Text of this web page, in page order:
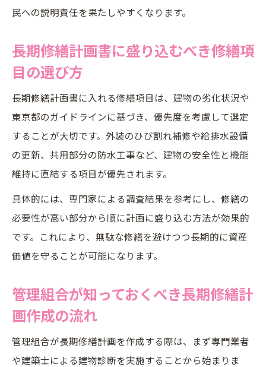
民への説明責任を果たしやすくなります。
長期修繕計画書に盛り込むべき修繕項
目の選び方
長期修繕計画書に入れる修繕項目は、建物の劣化状況や
東京都のガイドラインに基づき、優先度を考慮して選定
することが大切です。外装のひび割れ補修や給排水設備
の更新、共用部分の防水工事など、建物の安全性と機能
維持に直結する項目が優先されます。
具体的には、専門家による調査結果を参考にし、修繕の
必要性が高い部分から順に計画に盛り込む方法が効果的
です。これにより、無駄な修繕を避けつつ長期的に資産
価値を守ることが可能になります。
管理組合が知っておくべき長期修繕計
画作成の流れ
管理組合が長期修繕計画を作成する際は、まず専門業者
や建築士による建物診断を実施することから始まりま